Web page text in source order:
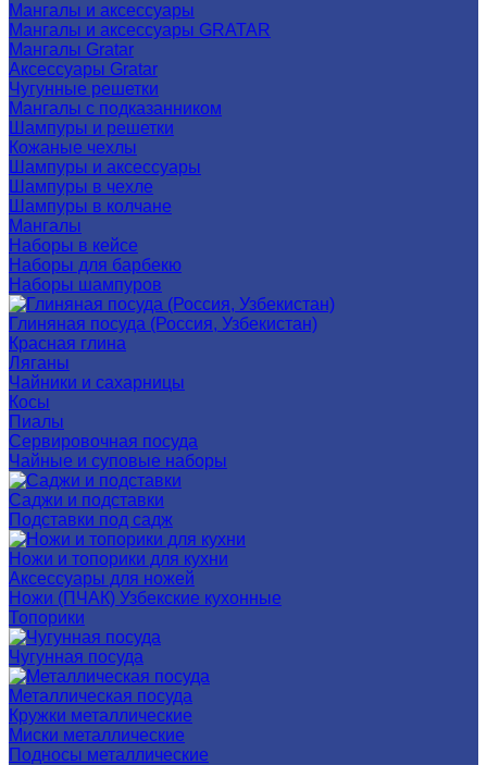
Мангалы и аксессуары
Мангалы и аксессуары GRATAR
Мангалы Gratar
Аксессуары Gratar
Чугунные решетки
Мангалы с подказанником
Шампуры и решетки
Кожаные чехлы
Шампуры и аксессуары
Шампуры в чехле
Шампуры в колчане
Мангалы
Наборы в кейсе
Наборы для барбекю
Наборы шампуров
Глиняная посуда (Россия, Узбекистан)
Красная глина
Ляганы
Чайники и сахарницы
Косы
Пиалы
Сервировочная посуда
Чайные и суповые наборы
Саджи и подставки
Подставки под садж
Ножи и топорики для кухни
Аксессуары для ножей
Ножи (ПЧАК) Узбекские кухонные
Топорики
Чугунная посуда
Металлическая посуда
Кружки металлические
Миски металлические
Подносы металлические